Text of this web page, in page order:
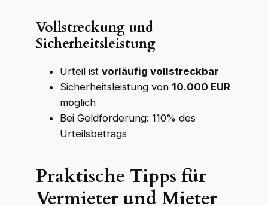
Vollstreckung und
Sicherheitsleistung
Urteil ist vorläufig vollstreckbar
Sicherheitsleistung von 10.000 EUR
möglich
Bei Geldforderung: 110% des
Urteilsbetrags
Praktische Tipps für
Vermieter und Mieter